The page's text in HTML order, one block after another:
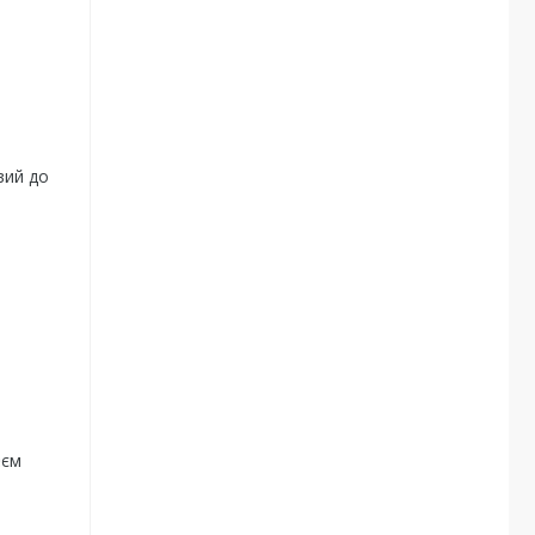
до